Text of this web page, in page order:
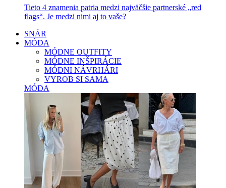
Tieto 4 znamenia patria medzi najväčšie partnerské „red
flags“. Je medzi nimi aj to vaše?
SNÁR
MÓDA
MÓDNE OUTFITY
MÓDNE INŠPIRÁCIE
MÓDNI NÁVRHÁRI
VYROB SI SAMA
MÓDA